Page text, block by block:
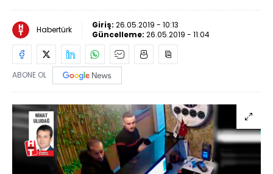
Habertürk Giriş: 26.05.2019 - 10:13
Güncelleme: 26.05.2019 - 11:04
ABONE OL